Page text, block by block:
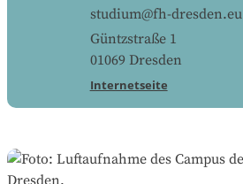
studium@fh-dresden.eu
Güntzstraße 1
01069 Dresden
Internetseite